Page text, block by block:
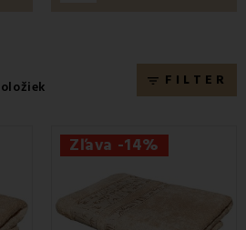
filter_list FILTER
Zľava -14%